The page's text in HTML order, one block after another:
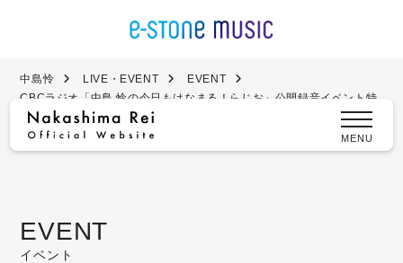
MENU
中島怜 LIVE・EVENT
EVENT
CBCラジオ「中島 怜の今日もはなまる！らじお」公開録音イベント特
典会決定！
EVENT
イベント